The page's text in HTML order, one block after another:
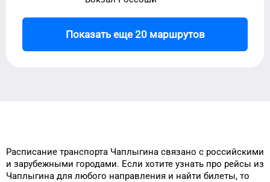
Показать еще 20 маршрутов
Расписание транспорта Чаплыгина связано с российскими
и зарубежными городами. Если хотите узнать про рейсы из
Чаплыгина для любого направления и найти билеты, то